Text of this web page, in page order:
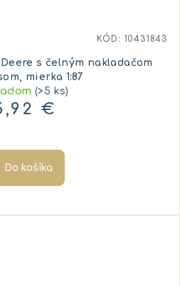
s čelným nakladačom
mierka 1:87
(>5 ks)
€
Do košíka
KÓD: 10431843